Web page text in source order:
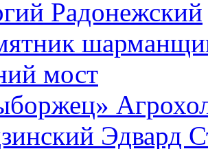
Радонежский
мост
Эдвард